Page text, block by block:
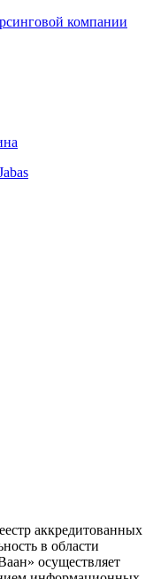
компании
аккредитованных
в области
осуществляет